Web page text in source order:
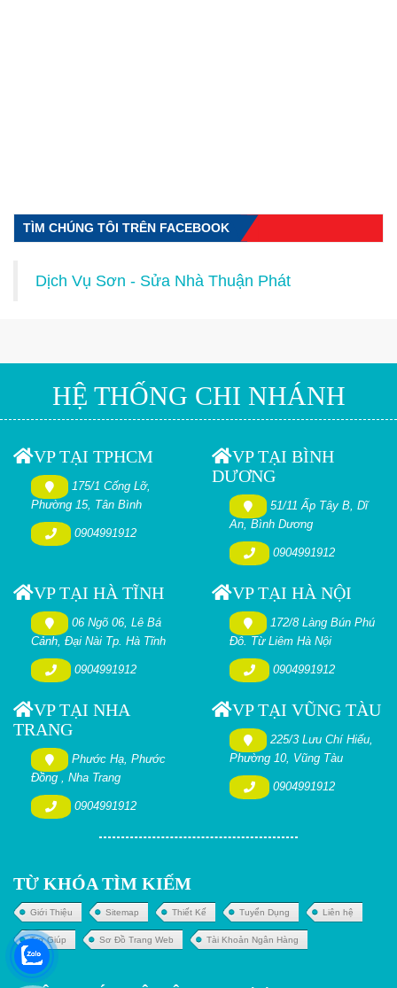
TÌM CHÚNG TÔI TRÊN FACEBOOK
Dịch Vụ Sơn - Sửa Nhà Thuận Phát
HỆ THỐNG CHI NHÁNH
VP TẠI TPHCM
175/1 Cống Lỡ,
Phường 15, Tân Bình
0904991912
VP TẠI BÌNH
DƯƠNG
51/11 Ấp Tây B, Dĩ
An, Bình Dương
0904991912
VP TẠI HÀ TĨNH
06 Ngõ 06, Lê Bá
Cảnh, Đại Nài Tp. Hà Tĩnh
0904991912
VP TẠI HÀ NỘI
172/8 Làng Bún Phú
Đô. Từ Liêm Hà Nội
0904991912
VP TẠI NHA
TRANG
Phước Hạ, Phước
Đồng , Nha Trang
0904991912
VP TẠI VŨNG TÀU
225/3 Lưu Chí Hiếu,
Phường 10, Vũng Tàu
0904991912
TỪ KHÓA TÌM KIẾM
Giới Thiệu Sitemap Thiết Kế Tuyển Dụng Liên hệ
Trợ Giúp Sơ Đồ Trang Web Tài Khoản Ngân Hàng